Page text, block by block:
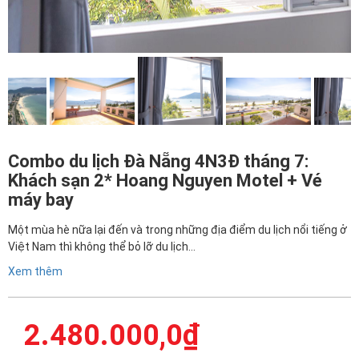
Combo du lịch Đà Nẵng 4N3Đ tháng 7:
Khách sạn 2* Hoang Nguyen Motel + Vé
máy bay
Một mùa hè nữa lại đến và trong những địa điểm du lịch nổi tiếng ở
Việt Nam thì không thể bỏ lỡ du lịch…
Xem thêm
2.480.000,0₫